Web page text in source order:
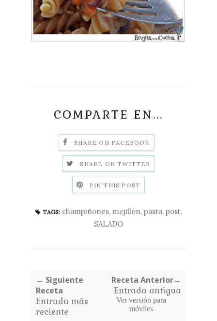
COMPARTE EN...
SHARE ON FACEBOOK
SHARE ON TWITTER
PIN THIS POST
TAGS: champiñones, mejillón, pasta, post,
SALADO
← Siguiente
Receta
Entrada más
reciente
Receta Anterior→
Entrada antigua
Ver versión para
móviles